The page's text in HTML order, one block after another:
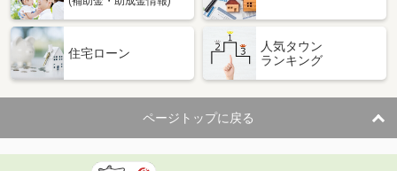
住宅ローン
人気タウン
ランキング
ページトップに戻る